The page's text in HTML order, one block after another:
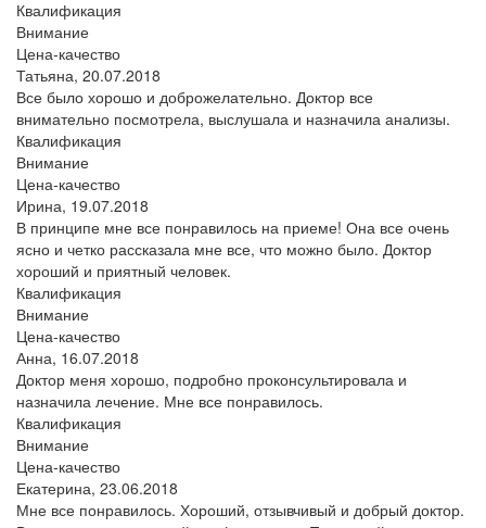
Квалификация
Внимание
Цена-качество
Татьяна, 20.07.2018
Все было хорошо и доброжелательно. Доктор все
внимательно посмотрела, выслушала и назначила анализы.
Квалификация
Внимание
Цена-качество
Ирина, 19.07.2018
В принципе мне все понравилось на приеме! Она все очень
ясно и четко рассказала мне все, что можно было. Доктор
хороший и приятный человек.
Квалификация
Внимание
Цена-качество
Анна, 16.07.2018
Доктор меня хорошо, подробно проконсультировала и
назначила лечение. Мне все понравилось.
Квалификация
Внимание
Цена-качество
Екатерина, 23.06.2018
Мне все понравилось. Хороший, отзывчивый и добрый доктор.